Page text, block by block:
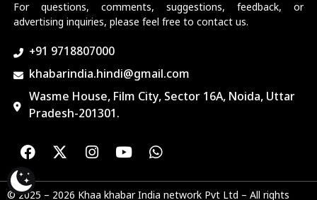
For questions, comments, suggestions, feedback, or
advertising inquiries, please feel free to contact us.
+91 9718807000
khabarindia.hindi@gmail.com
Wasme House, Film City, Sector 16A, Noida, Uttar
Pradesh-201301.
© 2025 – 2026 Khaa khabar India network Pvt Ltd – All rights